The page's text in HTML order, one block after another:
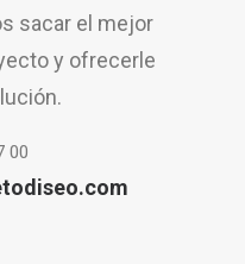
sacar el mejor
y ofrecerle
00